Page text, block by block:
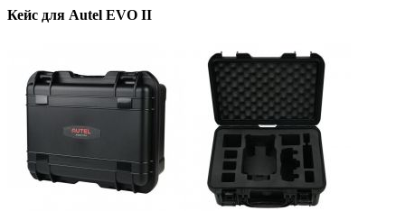
Кейс для Autel EVO II